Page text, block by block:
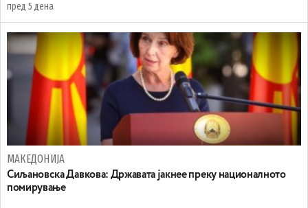
пред 5 дена
МАКЕДОНИЈА
Сиљановска Давкова: Државата јакнее преку националното
помирување